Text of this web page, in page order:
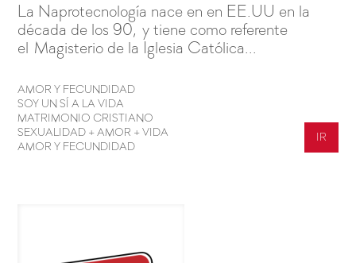
La Naprotecnología nace en en EE.UU en la
década de los 90, y tiene como referente
el Magisterio de la Iglesia Católica...
AMOR Y FECUNDIDAD
SOY UN SÍ A LA VIDA
MATRIMONIO CRISTIANO
SEXUALIDAD + AMOR + VIDA
AMOR Y FECUNDIDAD
IR